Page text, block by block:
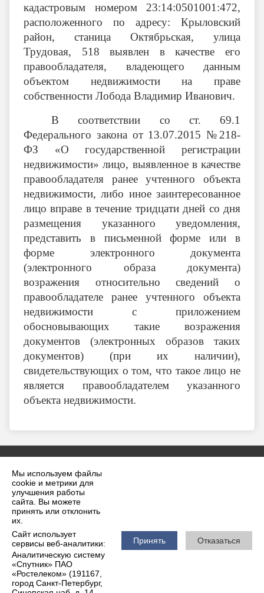
Мы используем файлы
cookie и метрики для
улучшения работы
сайта. Вы можете
принять или отклонить
их.
Сайт использует
сервисы веб-аналитики:
Аналитическую систему
«Спутник» ПАО
«Ростелеком» (191167,
город Санкт-Петербург,
Принять Отказаться
кадастровым номером 23:14:0501001:472,
расположенного по адресу: Крыловский
район, станица Октябрьская, улица
Трудовая, 518выявлен в качестве его
правообладателя, владеющего данным
объектом недвижимости на праве
собственности Лобода Владимир Иванович.
В соответствии со ст. 69.1
Федерального закона от 13.07.2015 №218-
ФЗ «О государственной регистрации
недвижимости» лицо, выявленное в качестве
правообладателя ранее учтенного объекта
недвижимости, либо иное заинтересованное
лицо вправе в течение тридцати дней со дня
размещения указанного уведомления,
представить в письменной форме или в
форме электронного документа
(электронного образа документа)
возражения относительно сведений о
правообладателе ранее учтенного объекта
недвижимости с приложением
обосновывающих такие возражения
документов (электронных образов таких
документов) (при их наличии),
свидетельствующих о том, что такое лицо не
является правообладателем указанного
объекта недвижимости.
2026 г. krilovskaya.ru
Вход
Карта сайта
Политика обработки персональных данных
Сделано на KubCMS
Разработка и поддержка